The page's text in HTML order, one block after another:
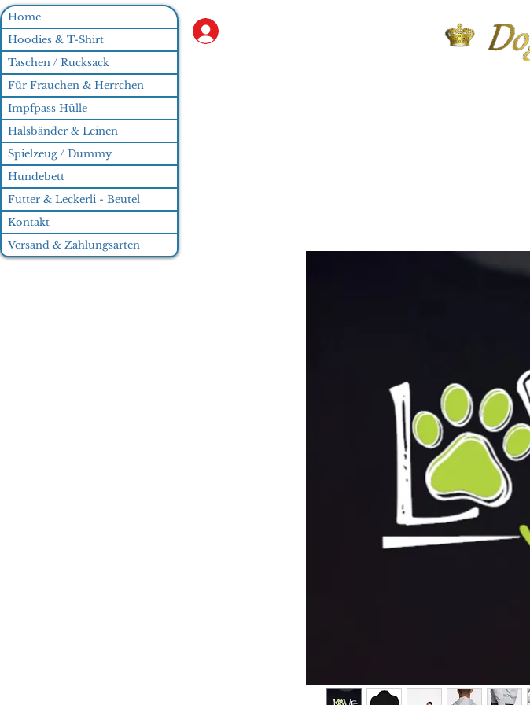
Home
Hoodies & T-Shirt
Taschen / Rucksack
Für Frauchen & Herrchen
Impfpass Hülle
Halsbänder & Leinen
Spielzeug / Dummy
Hundebett
Futter & Leckerli - Beutel
Kontakt
Versand & Zahlungsarten